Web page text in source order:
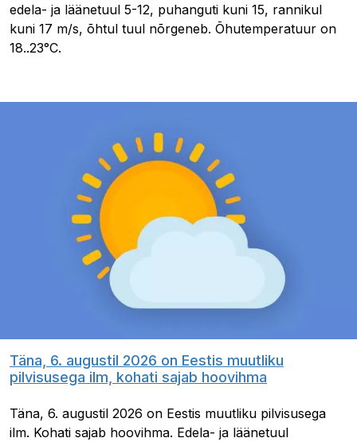
edela- ja läänetuul 5-12, puhanguti kuni 15, rannikul
kuni 17 m/s, õhtul tuul nõrgeneb. Õhutemperatuur on
18..23°C.
Täna, 6. augustil 2026 on Eestis muutliku
pilvisusega ilm, kohati sajab hoovihma
Täna, 6. augustil 2026 on Eestis muutliku pilvisusega
ilm. Kohati sajab hoovihma. Edela- ja läänetuul